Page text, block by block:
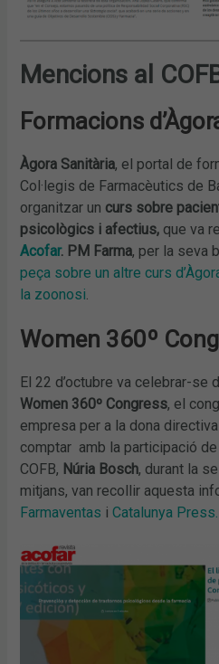
Mencions al
Formacions
Àgora Sanitària, el portal de
Col·legis de Farmacèutics de
organitzar un curs sobre
psicològics i afectius, que va
Acofar. PM Farma, per la seva
peça sobre un altre curs
la zoonosi.
Women 360º
El 22 d’octubre va celebrar-se
Women 360º Congress, el
empresa per a la dona
comptar amb la participació
COFB, Núria Bosch, durant la
mitjans, van recollir aquesta
Farmaventas iCatalunya Press.